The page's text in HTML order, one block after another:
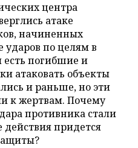
центра
атаке
начиненных
ударов по целям в
есть погибшие и
атаковать объекты
и раньше, но эти
к жертвам. Почему
противника стали
действия придется